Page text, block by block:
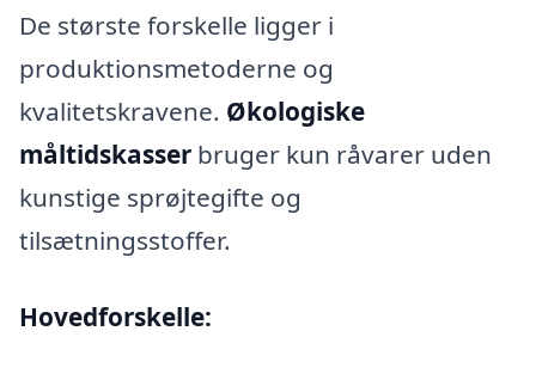
De største forskelle ligger i
produktionsmetoderne og
kvalitetskravene. Økologiske
måltidskasser bruger kun råvarer uden
kunstige sprøjtegifte og
tilsætningsstoffer.
Hovedforskelle: